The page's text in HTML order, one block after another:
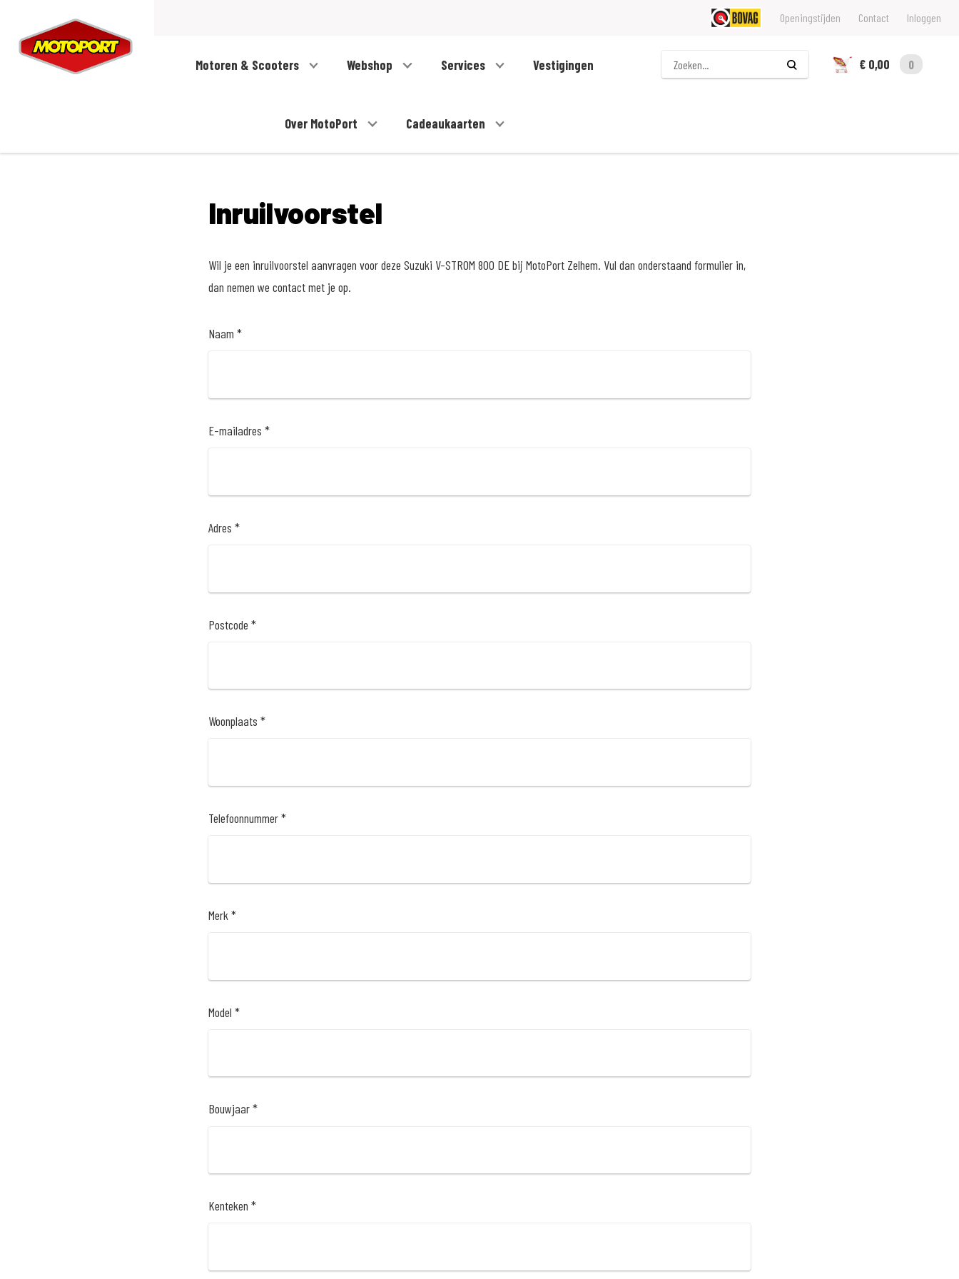
Openingstijden Contact Inloggen
Motoren & Scooters Webshop Services Vestigingen
Over MotoPort Cadeaukaarten
Zoeken
€ 0,00
0
Inruilvoorstel
Wil je een inruilvoorstel aanvragen voor deze Suzuki V-STROM 800 DE bij MotoPort Zelhem. Vul dan onderstaand formulier in,
dan nemen we contact met je op.
Naam *
E-mailadres *
Adres *
Postcode *
Woonplaats *
Telefoonnummer *
Merk *
Model *
Bouwjaar *
Kenteken *